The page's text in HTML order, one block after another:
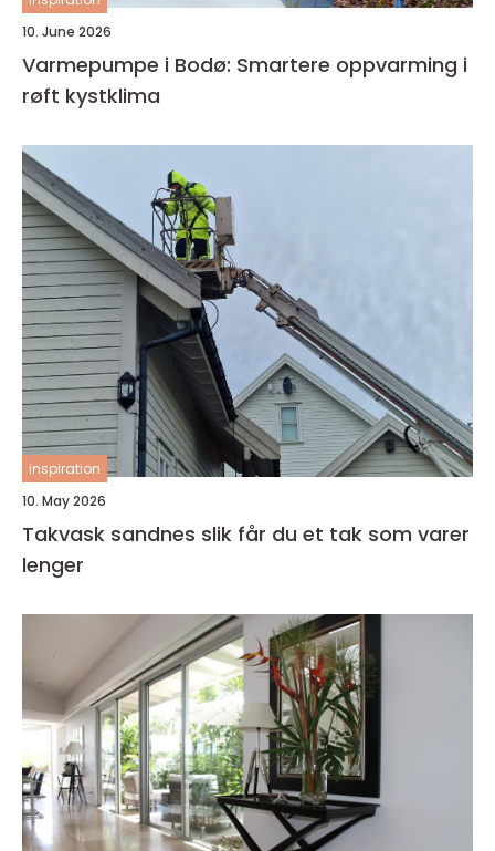
10. June 2026
Varmepumpe i Bodø: Smartere oppvarming i
røft kystklima
inspiration
10. May 2026
Takvask sandnes slik får du et tak som varer
lenger